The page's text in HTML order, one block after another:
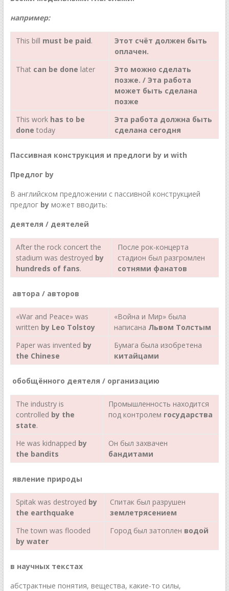
например:
This bill must be paid.
Этот счёт должен быть
оплачен.
That can be done later
Это можно сделать
позже. / Эта работа
может быть сделана
позже
This work has to be
done today
Эта работа должна быть
сделана сегодня
Пассивная конструкция и предлоги bу и with
Предлог by
В английском предложении с пассивной конструкцией
предлог byможет вводить:
деятеля / деятелей
After the rock concert the
stadium was destroyed by
hundreds of fans.
После рок-концерта
стадион был разгромлен
сотнями фанатов
автора / авторов
«War and Peace» was
written by Leo Tolstoy
«Война и Мир» была
написана Львом Толстым
Paper was invented by
the Chinese
Бумага была изобретена
китайцами
обобщённого деятеля / организацию
The industry is
controlled by the
state.
Промышленность находится
под контролем государства
Не was kidnapped by
the bandits
Он был захвачен
бандитами
явление природы
Spitak was destroyed by
the earthquake
Спитак был разрушен
землетрясением
The town was flooded
by water
Город был затоплен водой
в научных текстах
абстрактные понятия, вещества, какие-то силы,